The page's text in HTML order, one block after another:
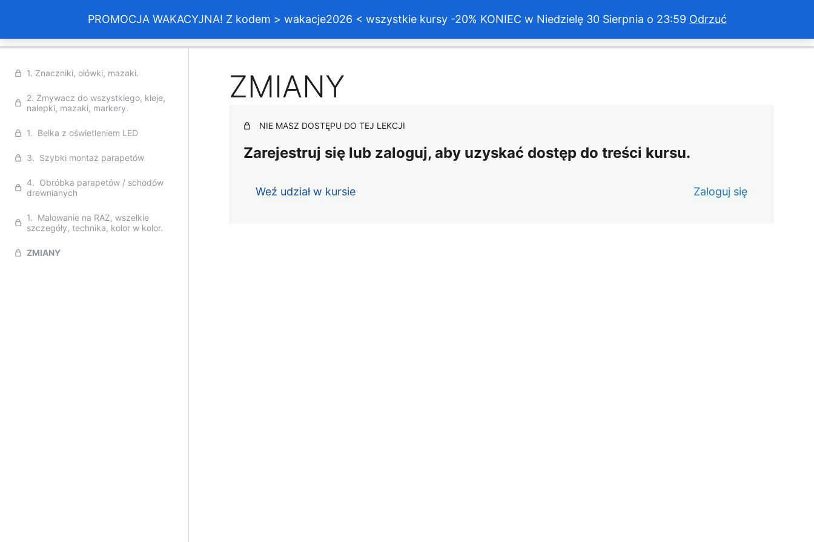
PROMOCJA WAKACYJNA! Z kodem > wakacje2026 < wszystkie kursy -20% KONIEC w Niedzielę 30 Sierpnia o 23:59 Odrzuć
Aktualizacja wszystkich kursów Ukończono 0 z 7 lekcji (0%)
1. Znaczniki, ołówki, mazaki.
2. Zmywacz do wszystkiego, kleje,
nalepki, mazaki, markery.
1. Belka z oświetleniem LED
3. Szybki montaż parapetów
4. Obróbka parapetów / schodów
drewnianych
1. Malowanie na RAZ, wszelkie
szczegóły, technika, kolor w kolor.
ZMIANY
ZMIANY
NIE MASZ DOSTĘPU DO TEJ LEKCJI
Zarejestruj się lub zaloguj, aby uzyskać dostęp do treści kursu.
Weź udział w kursie Zaloguj się